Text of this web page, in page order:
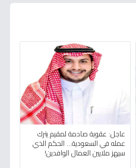
عاجل: عقوبة صادمة لمقيم يترك
عمله في السعودية... الحكم الذي
سيهز ملايين العمال الوافدين!